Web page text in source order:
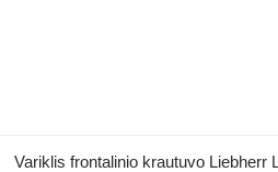
Variklis frontalinio krautuvo Liebherr